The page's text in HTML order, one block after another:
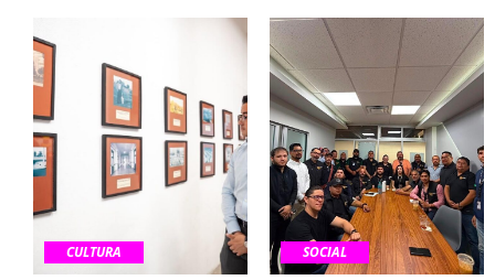
CULTURA SOCIAL